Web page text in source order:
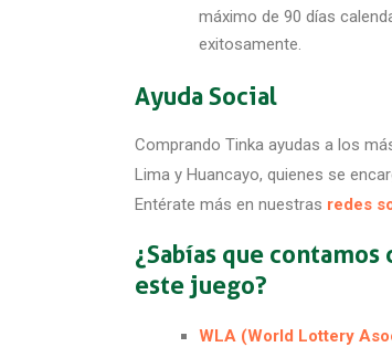
máximo de 90 días
exitosamente.
Ayuda Social
Comprando Tinka ayudas a los
Lima y Huancayo, quienes se
Entérate más en nuestras redes
¿Sabías que
este juego?
WLA (World Lottery